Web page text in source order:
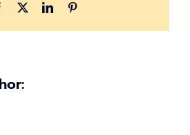
Facebook LinkedIn